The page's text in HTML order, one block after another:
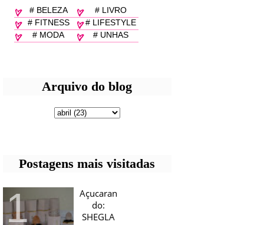
# BELEZA
# LIVRO
# FITNESS
# LIFESTYLE
# MODA
# UNHAS
Arquivo do blog
Postagens mais visitadas
Açucaran
do:
SHEGLA